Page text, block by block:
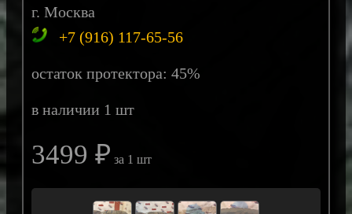
г. Москва
+7 (916) 117-65-56
остаток протектора: 45%
в наличии 1 шт
3499 ₽ за 1 шт